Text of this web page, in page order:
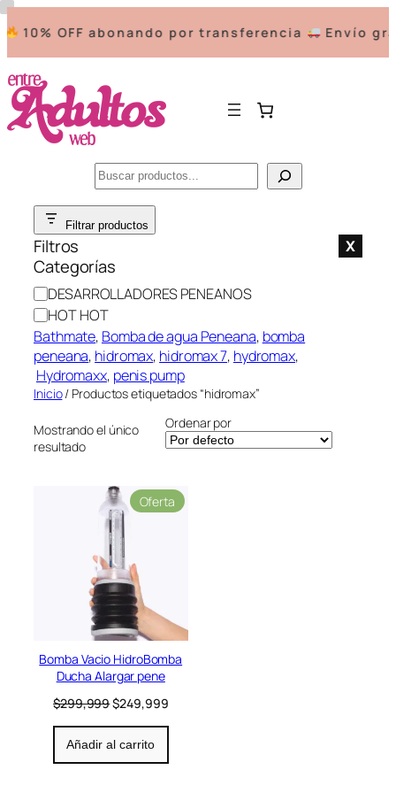
10% OFF abonando por transferencia Envío
Buscar
Saltar
contenido
Filtrar productos
Filtros X
Categorías
C
a
t
e
g
o
í
a
DESARROLLADORES PENEANOS
HOT HOT
Bathmate, Bomba de agua Peneana, bomba
peneana, hidromax, hidromax 7, hydromax,
Hydromaxx, penis pump
Inicio/ Productos etiquetados “hidromax”
Mostrando el único
resultado
Ordenar por
Oferta
r
o
Bomba Vacio HidroBomba
Ducha Alargar pene
$299,999E
r
e
$249,999E
e
Añadir al carrito